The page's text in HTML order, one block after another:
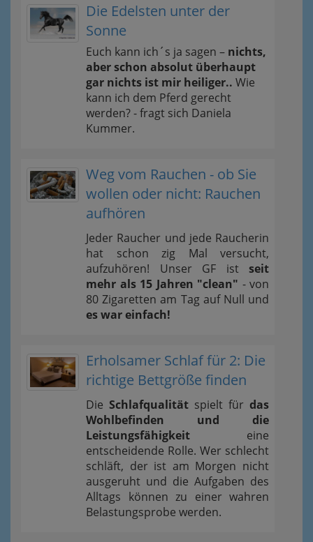
Die Edelsten unter der
Sonne
Euch kann ich´s ja sagen – nichts,
aber schon absolut überhaupt
gar nichts ist mir heiliger.. Wie
kann ich dem Pferd gerecht
werden? - fragt sich Daniela
Kummer.
Weg vom Rauchen - ob Sie
wollen oder nicht: Rauchen
aufhören
Jeder Raucher und jede Raucherin
hat schon zig Mal versucht,
aufzuhören! Unser GF ist seit
mehr als 15 Jahren "clean" - von
80 Zigaretten am Tag auf Null und
es war einfach!
Erholsamer Schlaf für 2: Die
richtige Bettgröße finden
Die Schlafqualität spielt für das
Wohlbefinden und die
Leistungsfähigkeit eine
entscheidende Rolle. Wer schlecht
schläft, der ist am Morgen nicht
ausgeruht und die Aufgaben des
Alltags können zu einer wahren
Belastungsprobe werden.